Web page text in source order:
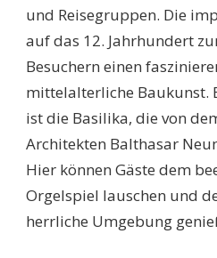
und Reisegruppen. Die
auf das 12. Jahrhundert
Besuchern einen
mittelalterliche Baukunst.
ist die Basilika, die von
Architekten Balthasar
Hier können Gäste dem
Orgelspiel lauschen und
herrliche Umgebung